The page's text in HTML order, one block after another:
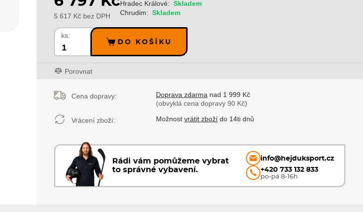
5 617 Kč bez DPH
Hradec Králové: Skladem
Chrudim: Skladem
ks:
DO KOŠÍKU
Porovnat
Cena dopravy: Doprava zdarma nad 1 999 Kč
(obvyklá cena dopravy 90 Kč)
Vrácení zboží: Možnostvrátit zboží do 14ti dnů
Rádi vám pomůžeme vybrat
to správné vybavení.
info@hejduksport.cz
+420 733 132 833
po-pá 8-16h